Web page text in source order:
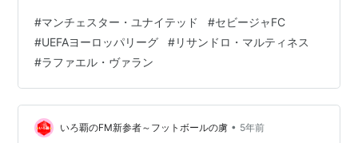
けを招いた。 しっかり試合を見たのは結果を見知った後
だったのでまだ心の準備が出来ていたものの、生で見て
いた方々にとっては腹立たしくてたまらない内容だった
と思います。 We're level at the end of the first
leg.#MUFC || #UE…
#マンチェスター・ユナイテッド #セビージャFC
#UEFAヨーロッパリーグ #リサンドロ・マルティネス
#ラファエル・ヴァラン
いろ覇のFM新参者～フットボールの虜 • 5年前